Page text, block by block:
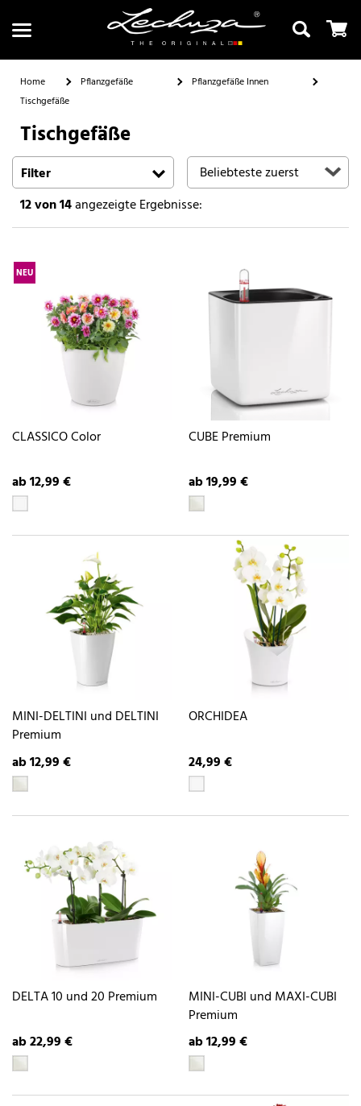
Home Pflanzgefäße
Pflanzgefäße Innen
Tischgefäße
Tischgefäße
Filter
12von 14angezeigte Ergebnisse:
NEU
CLASSICO Color
ab 12,99 €
CUBE Premium
ab 19,99 €
MINI-DELTINI und DELTINI
Premium
ab 12,99 €
ORCHIDEA
24,99 €
DELTA 10 und 20 Premium
ab 22,99 €
MINI-CUBI und MAXI-CUBI
Premium
ab 12,99 €